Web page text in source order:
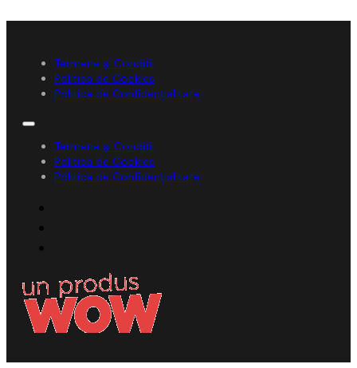
Termene și Condiții
Politica de Cookies
Politica de Confidențialitate
Termene și Condiții
Politica de Cookies
Politica de Confidențialitate